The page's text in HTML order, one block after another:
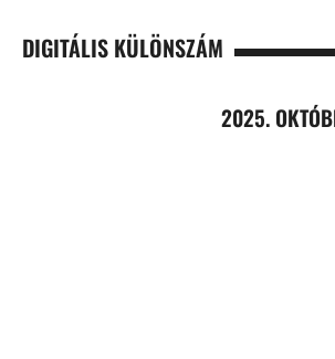
DIGITÁLIS KÜLÖNSZÁM
2025.